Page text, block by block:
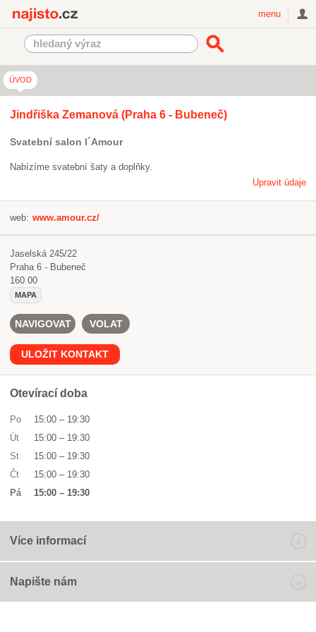
menu
ÚVOD
Jindřiška Zemanová (Praha 6 - Bubeneč)
Svatební salon l´Amour
Nabízíme svatební šaty a doplňky.
Upravit údaje
web: www.amour.cz/
Jaselská 245/22
Praha 6 - Bubeneč
160 00
MAPA
NAVIGOVAT VOLAT
ULOŽIT KONTAKT
Otevírací doba
Po 15:00 – 19:30
Út
15:00 – 19:30
St
15:00 – 19:30
Čt
15:00 – 19:30
Pá
15:00 – 19:30
Více informací
Napište nám